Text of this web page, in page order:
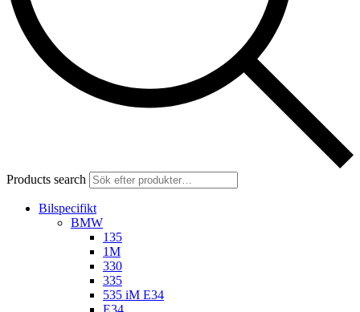
Products search
Bilspecifikt
BMW
135
1M
330
335
535 iM E34
E34